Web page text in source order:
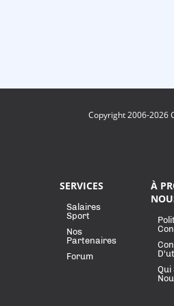
Copyright 2006-2026
SERVICES
Salaires
Sport
Nos
Partenaires
Forum
À
Qui